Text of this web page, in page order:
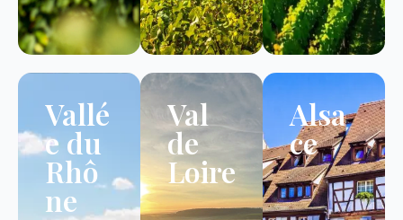
Vallé
e du
Rhô
ne
Val
de
Loire
Alsa
ce